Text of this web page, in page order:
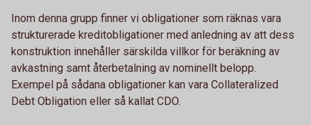
Inom denna grupp finner vi obligationer som räknas vara
strukturerade kreditobligationer med anledning av att dess
konstruktion innehåller särskilda villkor för beräkning av
avkastning samt återbetalning av nominellt belopp.
Exempel på sådana obligationer kan vara Collateralized
Debt Obligation eller så kallat CDO.